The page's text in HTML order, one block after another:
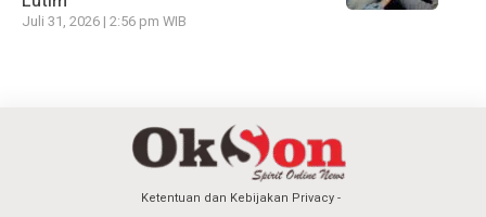
Juli 31, 2026 | 2:56 pm WIB
Ketentuan dan Kebijakan Privacy